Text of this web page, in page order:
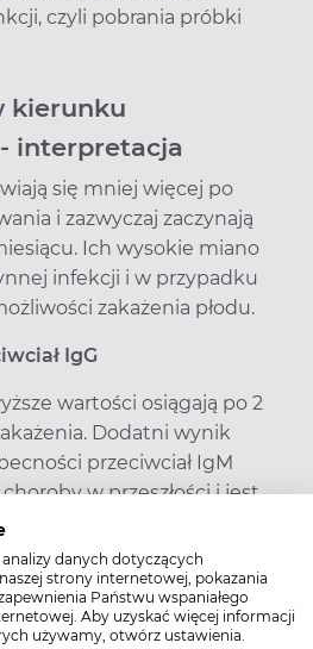
danych dotyczących
strony internetowej, pokazania
Państwu wspaniałego
Aby uzyskać więcej informacji
używamy, otwórz ustawienia.
czyli pobrania próbki
kierunku
interpretacja
się mniej więcej po
i zazwyczaj zaczynają
Ich wysokie miano
infekcji i w przypadku
zakażenia płodu.
IgG
wartości osiągają po 2
Dodatni wynik
przeciwciał IgM
w przeszłości i jest
ciężarnych.
IgM i IgG
IgM i IgG może świadczyć o